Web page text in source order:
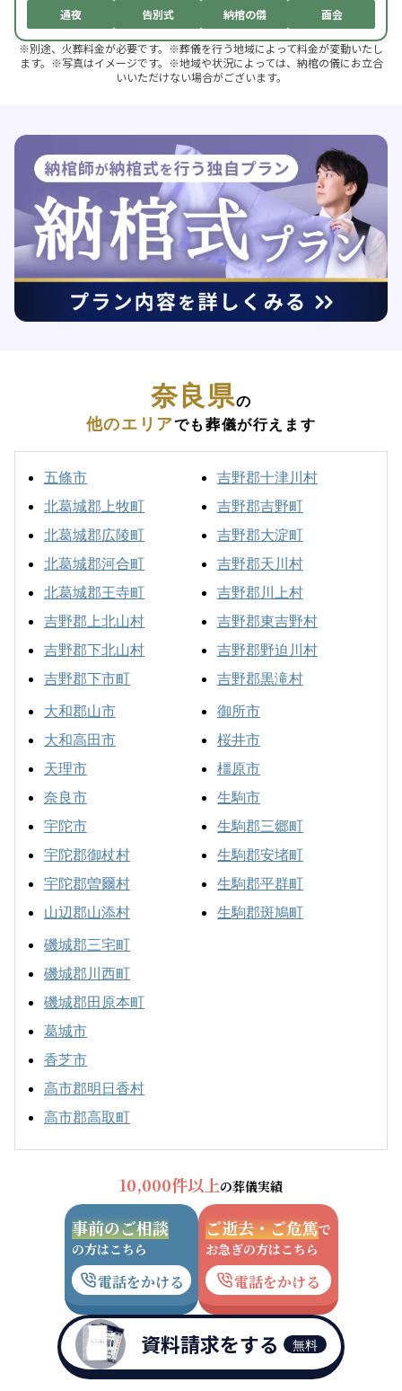
通夜 告別式 納棺の儀 面会
※別途、火葬料金が必要です。※葬儀を行う地域によって料金が変動いたし
ます。※写真はイメージです。※地域や状況によっては、納棺の儀にお立合
いいただけない場合がございます。
奈良県の
他のエリアでも葬儀が行えます
五條市
北葛城郡上牧町
北葛城郡広陵町
北葛城郡河合町
北葛城郡王寺町
吉野郡上北山村
吉野郡下北山村
吉野郡下市町
吉野郡十津川村
吉野郡吉野町
吉野郡大淀町
吉野郡天川村
吉野郡川上村
吉野郡東吉野村
吉野郡野迫川村
吉野郡黒滝村
大和郡山市
大和高田市
天理市
奈良市
宇陀市
宇陀郡御杖村
宇陀郡曽爾村
山辺郡山添村
御所市
桜井市
橿原市
生駒市
生駒郡三郷町
生駒郡安堵町
生駒郡平群町
生駒郡斑鳩町
磯城郡三宅町
磯城郡川西町
磯城郡田原本町
葛城市
香芝市
高市郡明日香村
高市郡高取町
10,000件以上の葬儀実績
事前のご相談
の方はこちら
電話をかける
ご逝去・ご危篤で
お急ぎの方はこちら
電話をかける
資料請求をする 無料